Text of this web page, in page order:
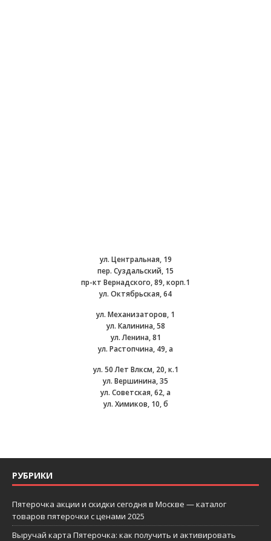
ул. Центральная, 19
пер. Суздальский, 15
пр-кт Вернадского, 89, корп.1
ул. Октябрьская, 64
ул. Механизаторов, 1
ул. Калинина, 58
ул. Ленина, 81
ул. Растопчина, 49, а
ул. 50 Лет Влксм, 20, к.1
ул. Вершинина, 35
ул. Советская, 62, а
ул. Химиков, 10, б
РУБРИКИ
Пятерочка акции и скидки сегодня в Москве — каталог
товаров пятерочки с ценами 2025
Выручай карта Пятерочка: как получить и активировать